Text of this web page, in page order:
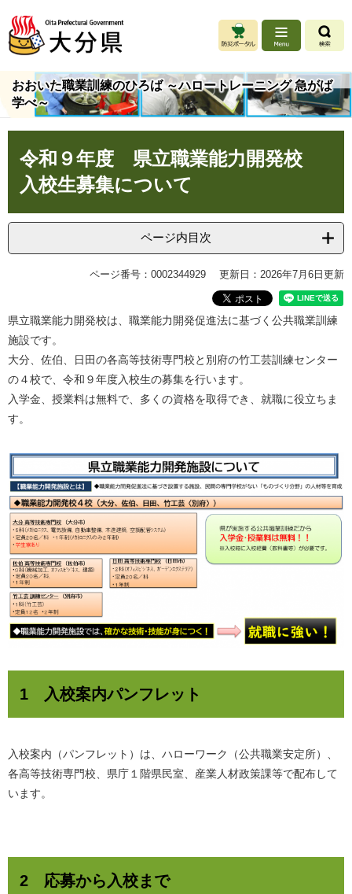
ジ
ュ
おおいた職業訓練のひろば ～ハロートレーニング 急がば
学べ～
令和９年度 県立職業能力開発校
入校生募集について
ページ内目次
ページ番号：0002344929 更新日：2026年7月6日更新
県立職業能力開発校は、職業能力開発促進法に基づく公共職業訓練
施設です。
大分、佐伯、日田の各高等技術専門校と別府の竹工芸訓練センター
の４校で、令和９年度入校生の募集を行います。
入学金、授業料は無料で、多くの資格を取得でき、就職に役立ちま
す。
1 入校案内パンフレット
入校案内（パンフレット）は、ハローワーク（公共職業安定所）、
各高等技術専門校、県庁１階県民室、産業人材政策課等で配布して
います。
2 応募から入校まで